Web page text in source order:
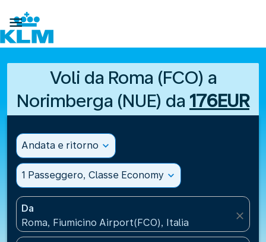

Voli da Roma (FCO) a
Norimberga (NUE) da 176EUR
Andata e ritorno expand_more
1 Passeggero, Classe Economy expand_more
Da
Roma, Fiumicino Airport(FCO), Italia
close